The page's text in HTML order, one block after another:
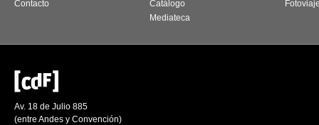
Contacto
Catálogo
Mediateca
Av. 18 de Julio 885
(entre Andes y Convención)